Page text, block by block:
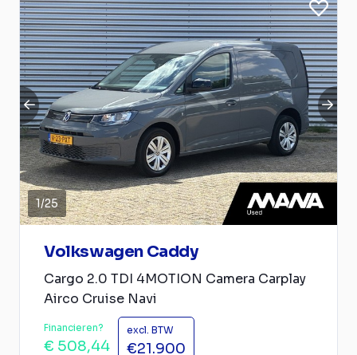
1/25
Volkswagen Caddy
Cargo 2.0 TDI 4MOTION Camera Carplay
Airco Cruise Navi
Financieren?
€ 508,44
excl. BTW
€21.900